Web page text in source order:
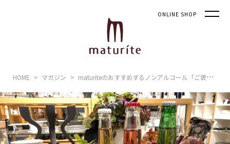
ONLINE SHOP
HOME マガジン maturiteのおすすめするノンアルコール「ご褒美ドリンク」 気兼ねなく自分を甘やかそう